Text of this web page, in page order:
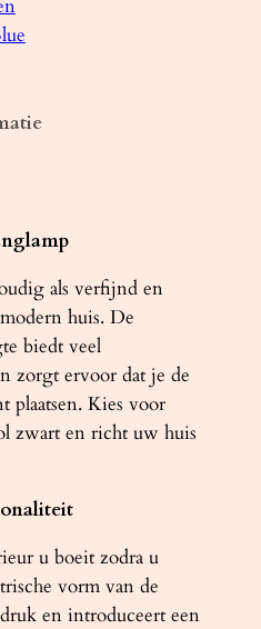
als verfijnd en
huis. De
biedt veel
zorgt ervoor dat je de
plaatsen. Kies voor
zwart en richt uw huis
u boeit zodra u
vorm van de
en introduceert een